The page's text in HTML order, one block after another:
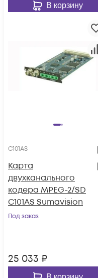
В корзину
C101AS
Карта
двухканального
кодера MPEG-2/SD
C101AS Sumavision
Под заказ
25 033 ₽